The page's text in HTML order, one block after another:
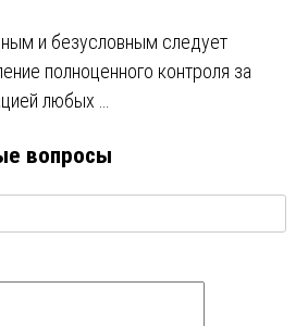
и безусловным следует
полноценного контроля за
любых …
вопросы